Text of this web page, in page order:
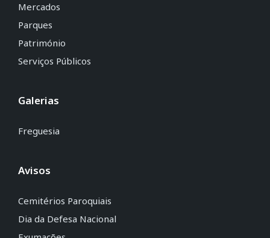
Mercados
Parques
Património
Serviços Públicos
Galerias
Freguesia
Avisos
Cemitérios Paroquiais
Dia da Defesa Nacional